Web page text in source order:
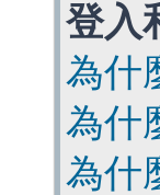
登入
為什
為什
為什